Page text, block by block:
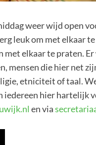
weer wijd open
leuk om met elkaar
elkaar te praten. Er
mensen die hier net
etniciteit of taal.
iedereen hier hartelijk
en via